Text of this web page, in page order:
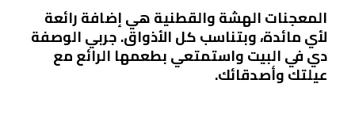
المعجنات الهشة والقطنية هي إضافة رائعة
لأي مائدة، وبتناسب كل الأذواق. جربي الوصفة
دي في البيت واستمتعي بطعمها الرائع مع
عيلتك وأصدقائك.